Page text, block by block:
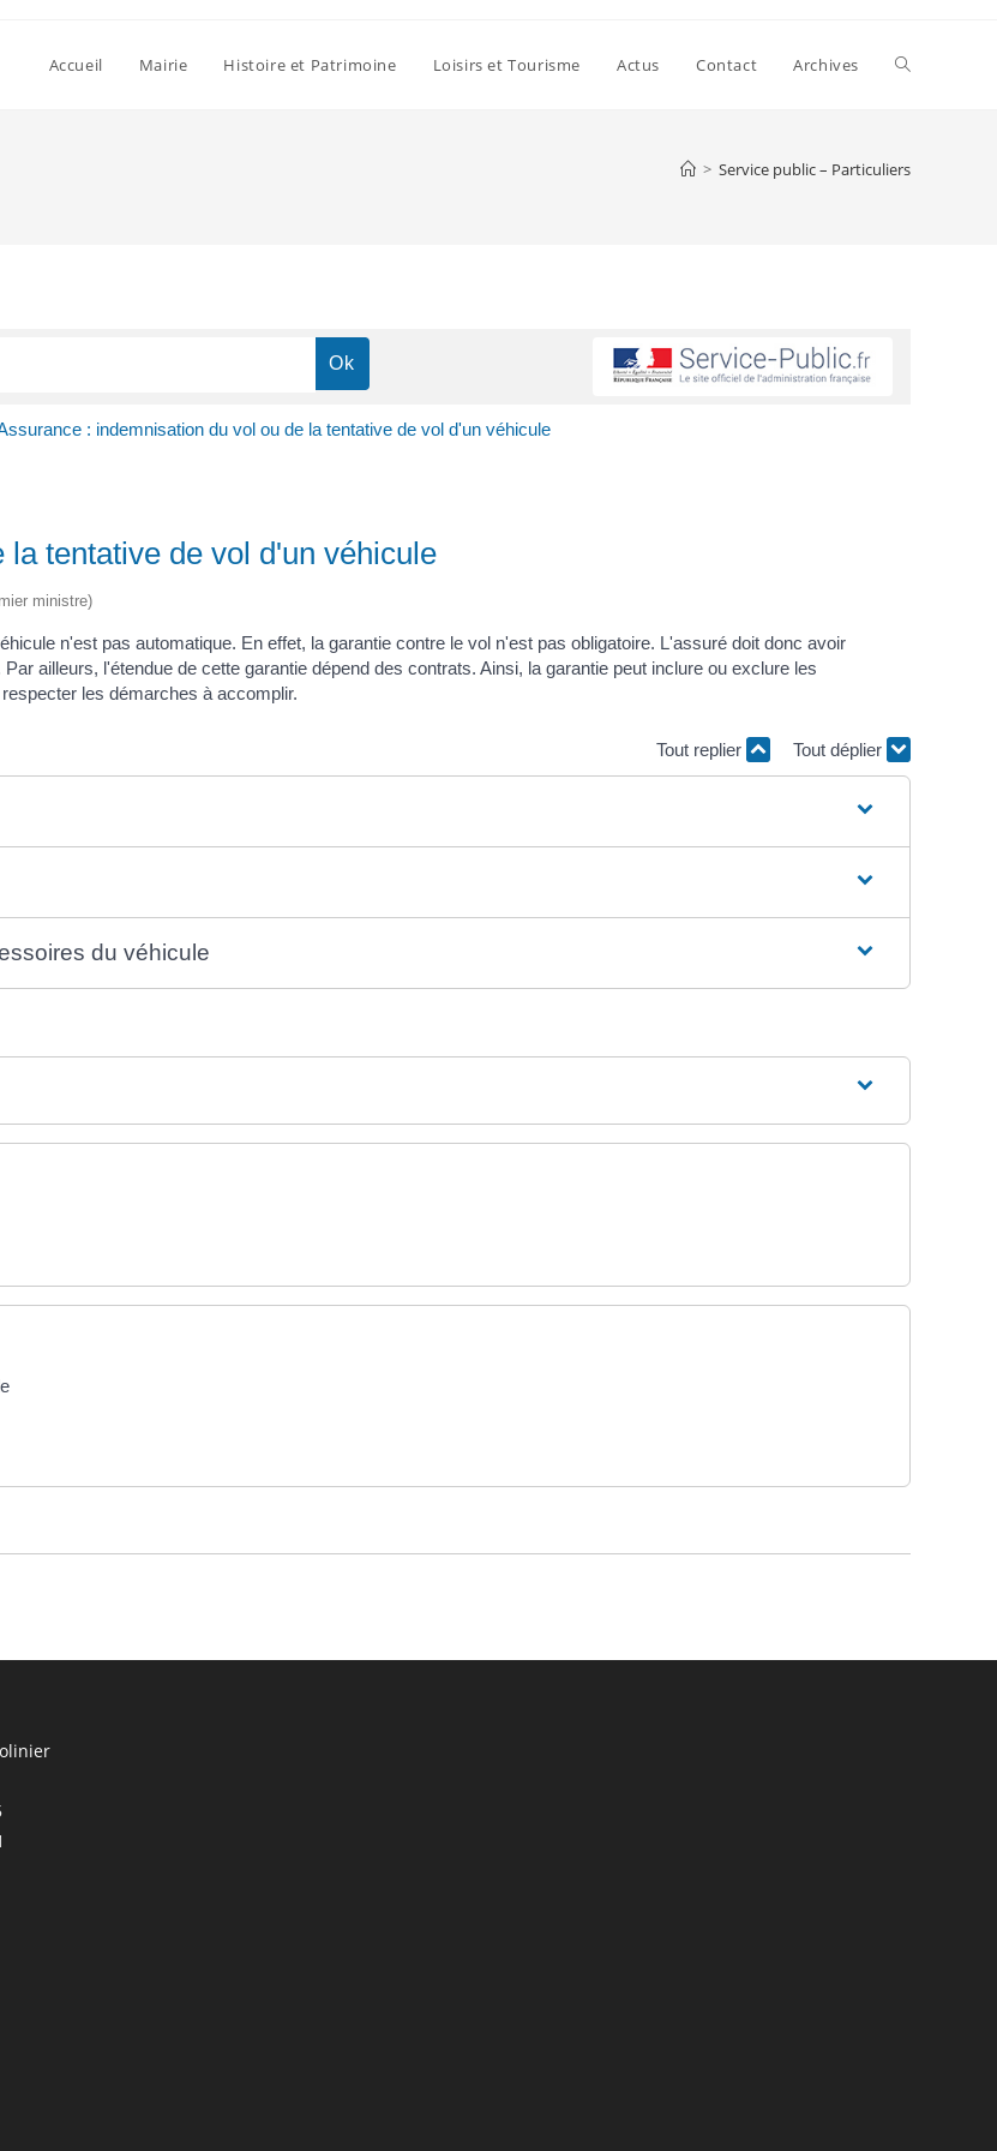
Accueil Mairie Histoire et Patrimoine Loisirs et Tourisme Actus Contact Archives
> Service public – Particuliers
: indemnisation du vol ou de la tentative de vol d'un véhicule
tentative de vol d'un véhicule
ministre)
n'est pas automatique. En effet, la garantie contre le vol n'est pas obligatoire. L'assuré doit donc avoir
ailleurs, l'étendue de cette garantie dépend des contrats. Ainsi, la garantie peut inclure ou exclure les
les démarches à accomplir.
Tout replier Tout déplier
du véhicule